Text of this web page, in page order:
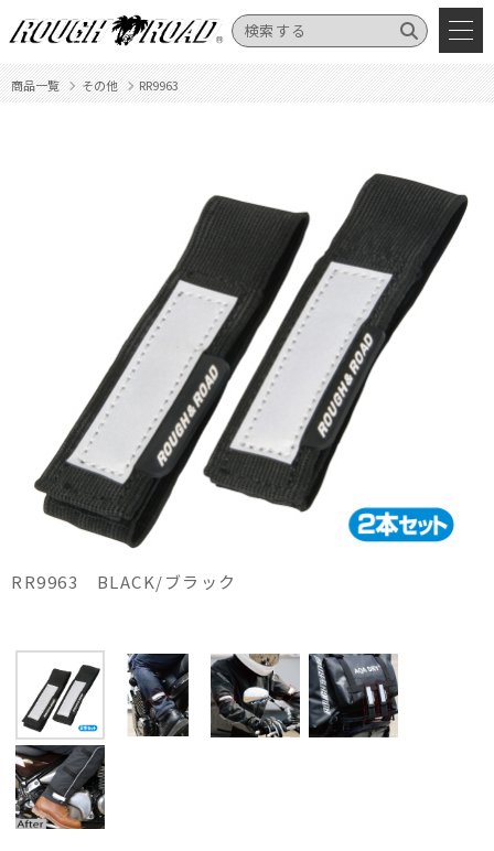
商品一覧 その他 RR9963
RR9963 BLACK/ブラック